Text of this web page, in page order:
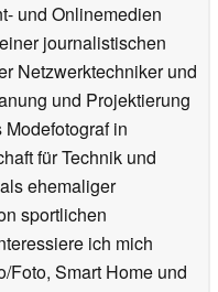
und Onlinemedien
journalistischen
Netzwerktechniker und
und Projektierung
in
für Technik und
ehemaliger
sportlichen
ich mich
Foto, Smart Home und